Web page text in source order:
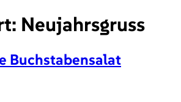
Neujahrsgruss
Buchstabensalat